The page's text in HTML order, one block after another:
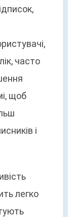
часто
щоб
і
легко